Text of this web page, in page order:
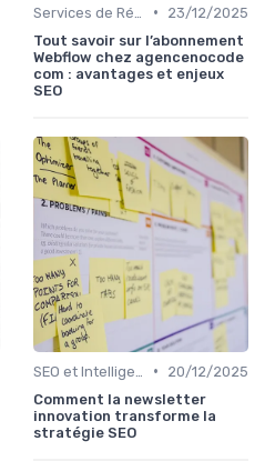
•
23/12/2025
Tout savoir sur l’abonnement
Webflow chez agencenocode
com : avantages et enjeux
SEO
•
20/12/2025
Comment la newsletter
innovation transforme la
stratégie SEO